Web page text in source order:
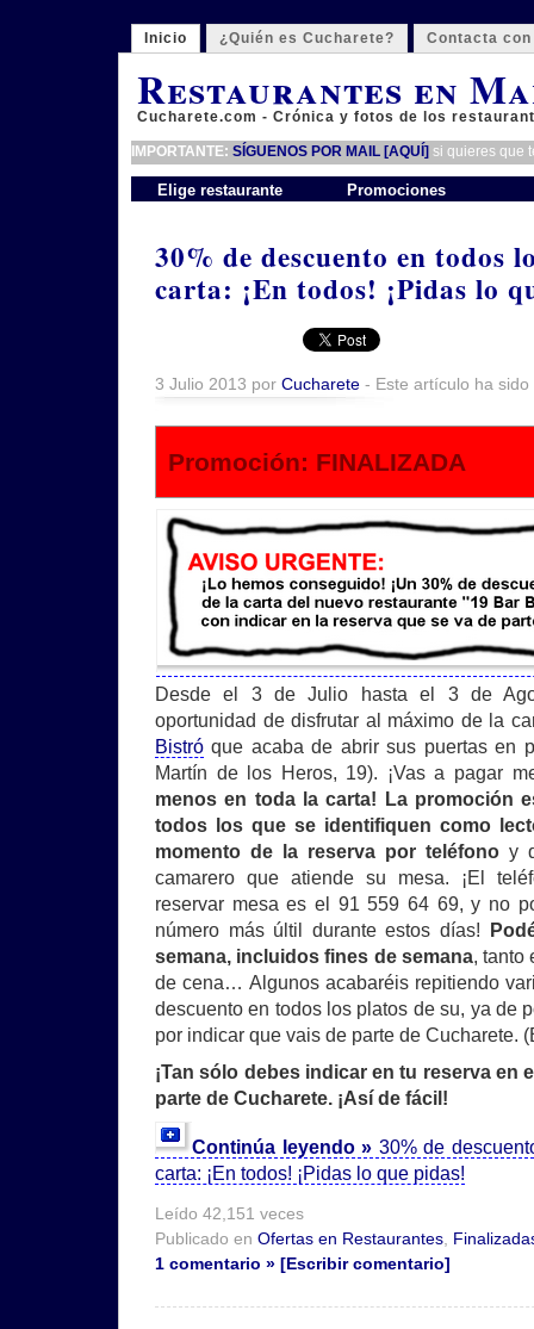
Inicio ¿Quién es Cucharete? Contacta
Restaurantes en
Cucharete.com - Crónica y fotos de los
IMPORTANTE: SÍGUENOS POR MAIL [AQUÍ] si quieres que
Elige restaurante Promociones
30% de descuento en todos
carta: ¡En todos! ¡Pidas lo
3 Julio 2013 por Cucharete - Este artículo ha
Promoción: FINALIZADA
Desde el 3 de Julio hasta el 3 de
oportunidad de disfrutar al máximo de la
Bistró que acaba de abrir sus puertas en
Martín de los Heros, 19). ¡Vas a pagar
menos en toda la carta! La promoción
todos los que se identifiquen como
momento de la reserva por teléfonoy
camarero que atiende su mesa. ¡El
reservar mesa es el 91 559 64 69, y no
número más últil durante estos días!
semana, incluidos fines de semana, tanto
de cena… Algunos acabaréis repitiendo
descuento en todos los platos de su, ya de
por indicar que vais de parte de Cucharete.
¡Tan sólo debes indicar en tu reserva en
parte de Cucharete. ¡Así de fácil!
Continúa leyendo » 30% de
carta: ¡En todos! ¡Pidas lo que pidas!
Leído 42,151 veces
Publicado en Ofertas en Restaurantes,
1 comentario » [Escribir comentario]